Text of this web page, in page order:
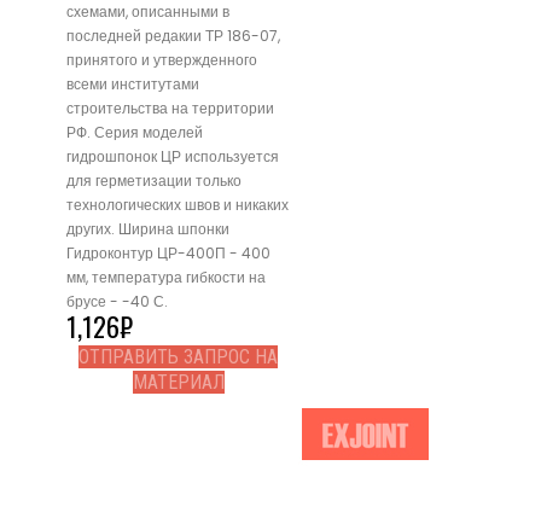
схемами, описанными в
последней редакии ТР 186-07,
принятого и утвержденного
всеми институтами
строительства на территории
РФ. Серия моделей
гидрошпонок ЦР используется
для герметизации только
технологических швов и никаких
других. Ширина шпонки
Гидроконтур ЦР-400П - 400
мм, температура гибкости на
брусе - -40 С.
1,126₽
ОТПРАВИТЬ ЗАПРОС НА
МАТЕРИАЛ